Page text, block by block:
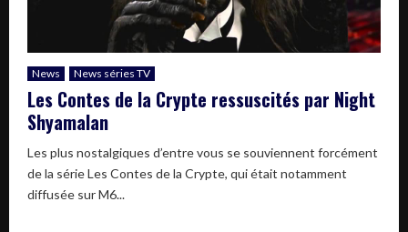
News News séries TV
Les Contes de la Crypte ressuscités par Night
Shyamalan
Les plus nostalgiques d’entre vous se souviennent forcément
de la série Les Contes de la Crypte, qui était notamment
diffusée sur M6...